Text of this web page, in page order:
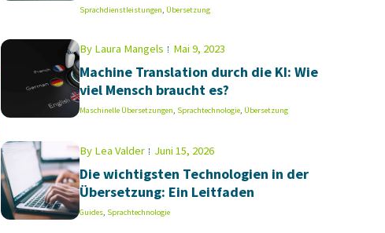
Sprachdienstleistungen, Übersetzung
ByLaura Mangels Mai 9, 2023
Machine Translation durch die KI: Wie
viel Mensch braucht es?
Maschinelle Übersetzungen, Sprachtechnologie, Übersetzung
ByLea Valder Juni 15, 2026
Die wichtigsten Technologien in der
Übersetzung: Ein Leitfaden
Guides, Sprachtechnologie